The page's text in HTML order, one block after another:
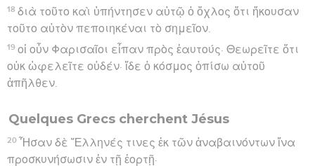
18 διὰ τοῦτο καὶ ὑπήντησεν αὐτῷ ὁ ὄχλος ὅτι ἤκουσαν
τοῦτο αὐτὸν πεποιηκέναι τὸ σημεῖον.
19 οἱ οὖν Φαρισαῖοι εἶπαν πρὸς ἑαυτούς· Θεωρεῖτε ὅτι
οὐκ ὠφελεῖτε οὐδέν· ἴδε ὁ κόσμος ὀπίσω αὐτοῦ
ἀπῆλθεν.
Quelques Grecs cherchent Jésus
20 Ἦσαν δὲ Ἕλληνές τινες ἐκ τῶν ἀναβαινόντων ἵνα
προσκυνήσωσιν ἐν τῇ ἑορτῇ·